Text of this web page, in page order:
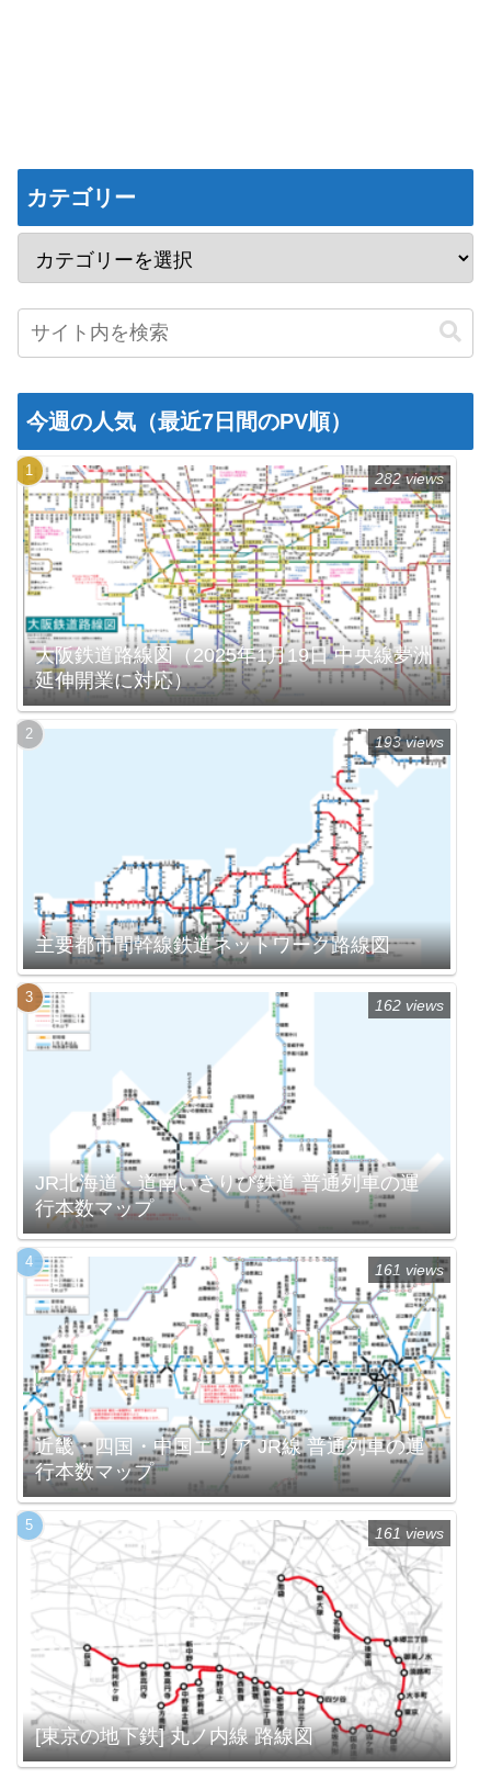
カテゴリー
今週の人気（最近7日間のPV順）
大阪鉄道路線図（2025年1月19日 中央線夢洲
延伸開業に対応）
282 views
主要都市間幹線鉄道ネットワーク路線図
193 views
JR北海道・道南いさりび鉄道 普通列車の運
行本数マップ
162 views
近畿・四国・中国エリア JR線 普通列車の運
行本数マップ
161 views
[東京の地下鉄] 丸ノ内線 路線図
161 views